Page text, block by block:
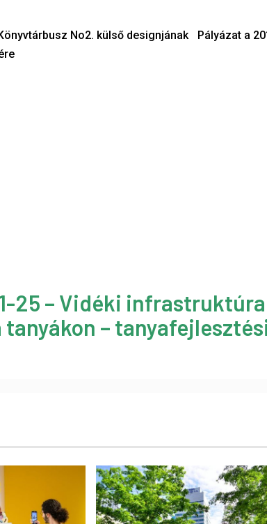
No2. külső designjának
Pályázat a
25 – Vidéki
–